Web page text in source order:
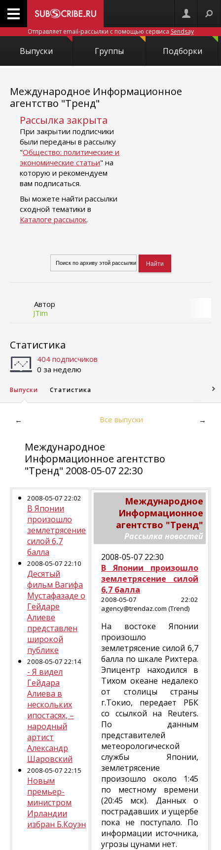
Отправляет email-рассылки с помощью сервиса Sendsay
Выпуски Группы Подборки
Международное Информационное
агентство "Тренд"
Рассылка закрыта
При закрытии подписчики
были переданы в рассылку
"Общество: политические и
экономические статьи" на
которую и рекомендуем
вам подписаться.
Вы можете найти рассылки
сходной тематики в
Каталоге рассылок.
Автор
JTim
Статистика
404 подписчиков
0 за неделю
Выпуски Статистика
← Все выпуски →
Международное
Информационное агентство
"Тренд" 2008-05-07 22:30
2008-05-07 22:02
В Японии
произошло
землетрясение
силой 6,7
балла
2008-05-07 22:10
Десятый
фильм Вагифа
Мустафазаде о
Гейдаре
Алиеве
представлен
широкой
публике
2008-05-07 22:14
- Я видел
Гейдара
Алиева в
нескольких
ипостасях, –
народный
артист
Александр
Шаровский
2008-05-07 22:15
Новым
премьер-
министром
Ирландии
избран Б.Коуэн
Международное
Информационное
агентство "Тренд"
Рассылка новостей
2008-05-07 22:30
В Японии произошло
землетрясение силой
6,7 балла
2008-05-07 22:02
agency@trendaz.com (Trend)
На востоке Японии
произошло
землетрясение силой 6,7
балла по шкале Рихтера.
Эпицентр находился в
Тихом океане недалеко
от столицы страны
г.Токио, передает РБК
со ссылкой на Reuters.
По данным
представителей
метеорологической
службы Японии,
землетрясение
произошло около 1:45
по местному времени
(20:45 мск). Данных о
пострадавших и ущербе
пока не поступало. По
информации источника,
угрозы цунами нет.